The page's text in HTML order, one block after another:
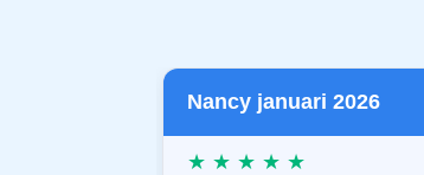
Nancy januari 2026
★ ★ ★ ★ ★